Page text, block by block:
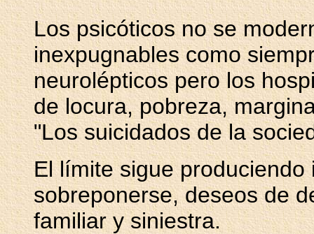
Los psicóticos no se
inexpugnables como
neurolépticos pero los
de locura, pobreza,
"Los suicidados de la
El límite sigue
sobreponerse, deseos de
familiar y siniestra.